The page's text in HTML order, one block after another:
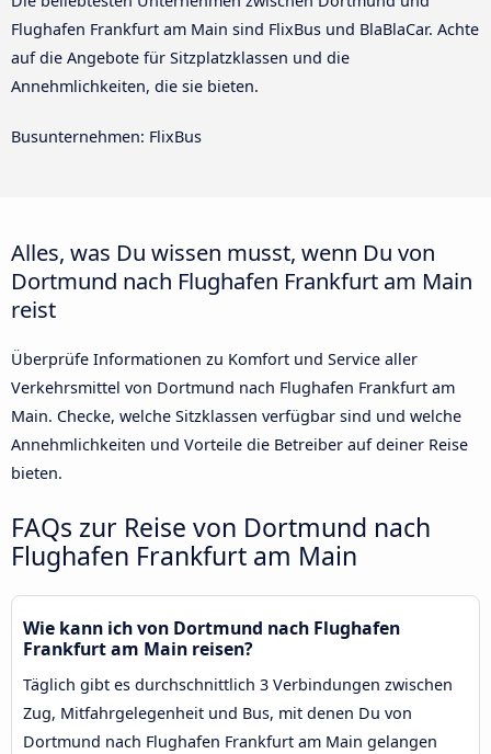
Flughafen Frankfurt am Main sind FlixBus und BlaBlaCar. Achte
auf die Angebote für Sitzplatzklassen und die
Annehmlichkeiten, die sie bieten.
Busunternehmen: FlixBus
Alles, was Du wissen musst, wenn Du von
Dortmund nach Flughafen Frankfurt am Main
reist
Überprüfe Informationen zu Komfort und Service aller
Verkehrsmittel von Dortmund nach Flughafen Frankfurt am
Main. Checke, welche Sitzklassen verfügbar sind und welche
Annehmlichkeiten und Vorteile die Betreiber auf deiner Reise
bieten.
FAQs zur Reise von Dortmund nach
Flughafen Frankfurt am Main
Wie kann ich von Dortmund nach Flughafen
Frankfurt am Main reisen?
Täglich gibt es durchschnittlich 3 Verbindungen zwischen
Zug, Mitfahrgelegenheit und Bus, mit denen Du von
Dortmund nach Flughafen Frankfurt am Main gelangen